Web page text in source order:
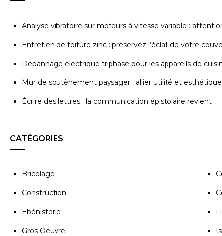
Analyse vibratoire sur moteurs à vitesse variable :
Entretien de toiture zinc : préservez l’éclat de votre
Dépannage électrique triphasé pour les appareils de
Mur de soutènement paysager : allier utilité et esthétique
Écrire des lettres : la communication épistolaire revient
CATÉGORIES
Bricolage
Construction
Ebénisterie
Gros Oeuvre